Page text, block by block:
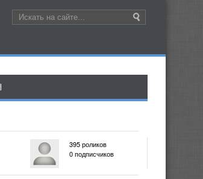
395 роликов
0 подписчиков